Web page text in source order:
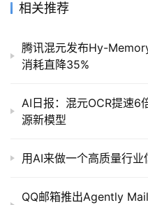
相关推荐
腾讯混元发布Hy-
消耗直降35%
AI日报：混元OCR提速6
源新模型
用AI来做一个高质量行
QQ邮箱推出Agently